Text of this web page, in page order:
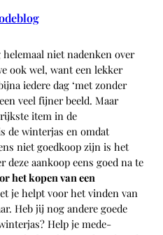
niet nadenken over
ook wel, want een lekker
iedere dag ‘met zonder
veel fijner beeld. Maar
item in de
de winterjas en omdat
niet goedkoop zijn is het
deze aankoop eens goed na te
het kopen van een
je helpt voor het vinden van
Heb jij nog andere goede
Help je mede-